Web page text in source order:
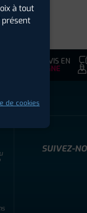
DEVIS EN
LIGNE
SUIVEZ-
à tout
présent
de cookies